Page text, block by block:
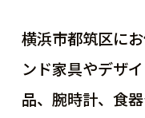
横浜市都筑区に
ンド家具やデザ
品、腕時計、食